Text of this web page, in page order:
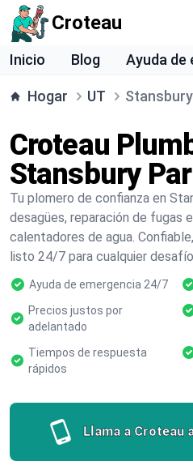
Croteau
Inicio Blog Ayuda de
Hogar UT
Croteau
Stansbury
Tu plomero de confianza en
desagües, reparación de fugas
calentadores de agua.
listo 24/7 para cualquier
Ayuda de emergencia 24/7
Precios justos por
adelantado
Tiempos de respuesta
rápidos
Llama a Croteau